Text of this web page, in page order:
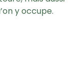
y occupe.